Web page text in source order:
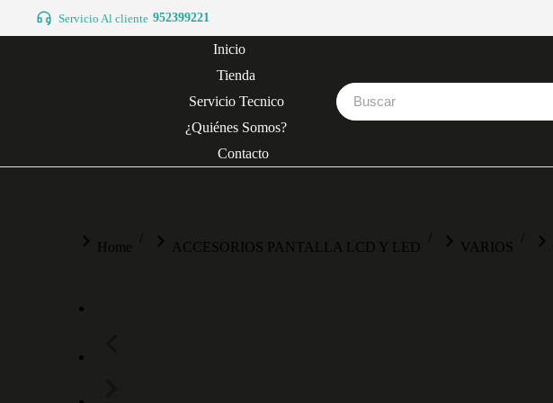
Servicio Al cliente 952399221
Inicio
Tienda
Servicio Tecnico
¿Quiénes Somos?
Contacto
You are here:
Home ACCESORIOS PANTALLA LCD Y LED VARIOS